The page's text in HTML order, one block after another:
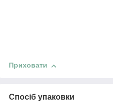
Приховати
Спосіб упаковки